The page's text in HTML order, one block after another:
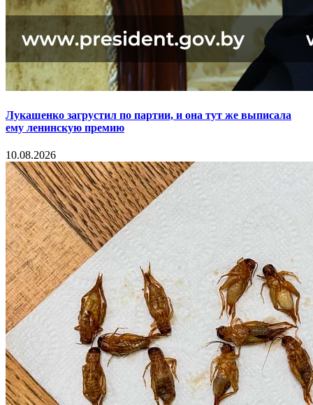
Лукашенко загрустил по партии, и она тут же выписала
ему ленинскую премию
10.08.2026